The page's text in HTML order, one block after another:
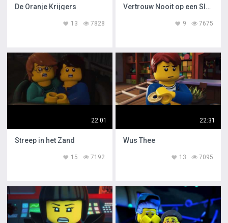
De Oranje Krijgers
7828
13
Vertrouw Nooit op een Slang
7675
9
22:01
Streep in het Zand
7192
15
22:31
Wus Thee
7095
13